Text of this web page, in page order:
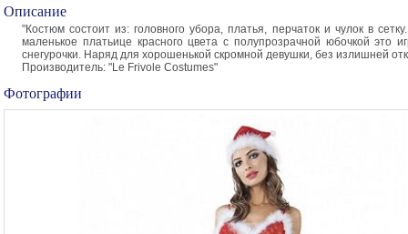
Описание
"Костюм состоит из: головного убора, платья, перчаток и чулок в
маленькое платьице красного цвета с полупрозрачной юбочкой это
снегурочки. Наряд для хорошенькой скромной девушки, без излишней
Производитель: "Le Frivole Costumes"
Фотографии